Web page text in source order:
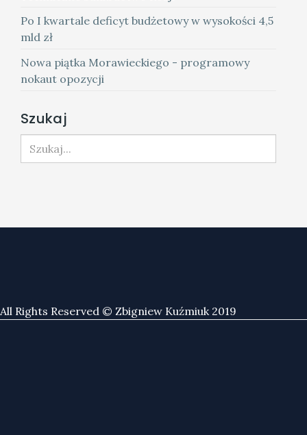
Po I kwartale deficyt budżetowy w wysokości 4,5
mld zł
Nowa piątka Morawieckiego - programowy
nokaut opozycji
Szukaj
Szukaj...
All Rights Reserved © Zbigniew Kuźmiuk 2019